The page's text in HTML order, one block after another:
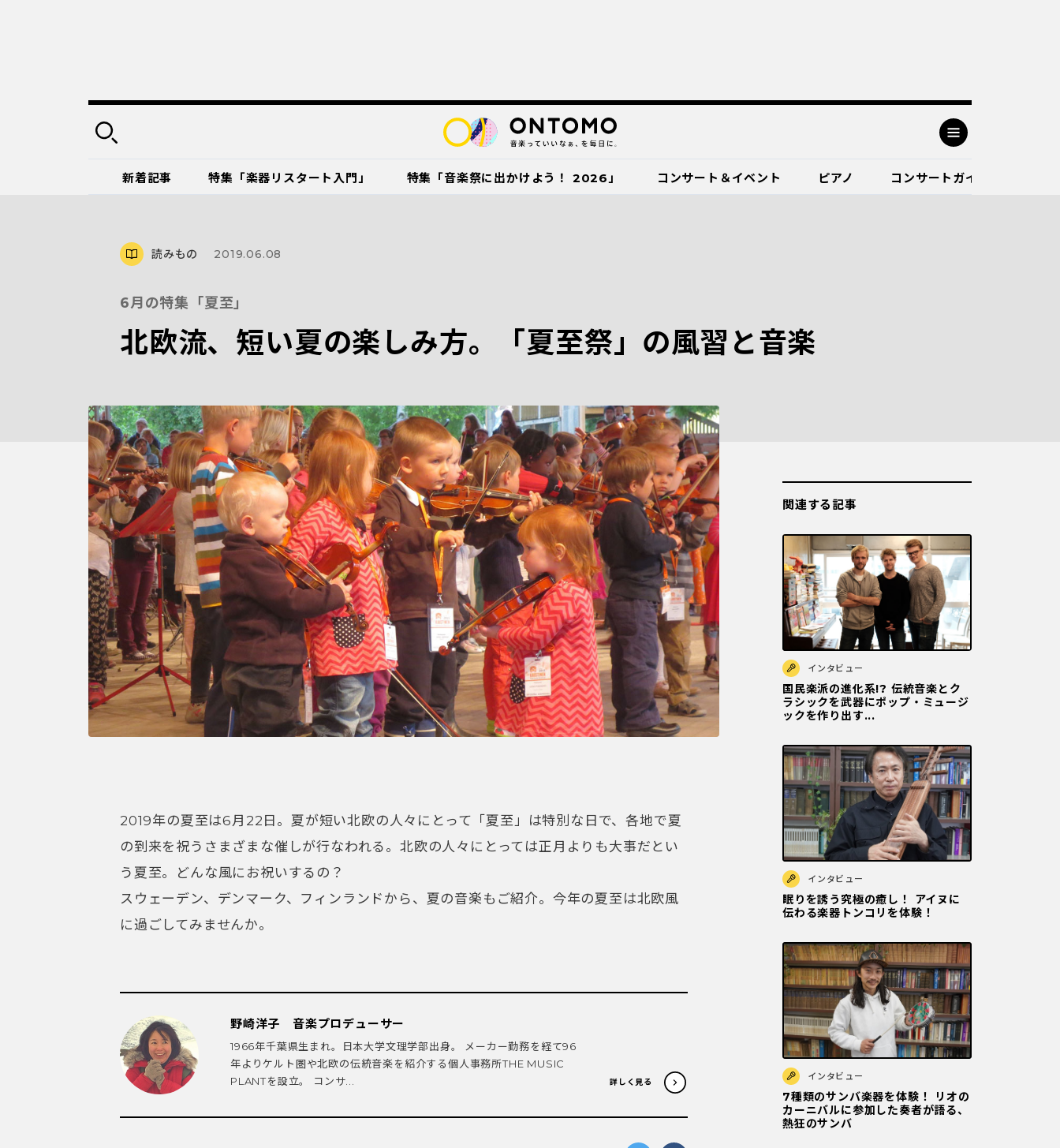
新着記事 特集「楽器リスタート入門」 特集「音楽祭に出かけよう！ 2026」 コンサート＆イベント ピアノ コンサートガイド
読みもの 2019.06.08
6月の特集「夏至」
北欧流、短い夏の楽しみ方。「夏至祭」の風習と音楽
2019年の夏至は6月22日。夏が短い北欧の人々にとって「夏至」は特別な日で、各地で夏
の到来を祝うさまざまな催しが行なわれる。北欧の人々にとっては正月よりも大事だとい
う夏至。どんな風にお祝いするの？
スウェーデン、デンマーク、フィンランドから、夏の音楽もご紹介。今年の夏至は北欧風
に過ごしてみませんか。
野崎洋子 音楽プロデューサー
1966年千葉県生まれ。日本大学文理学部出身。 メーカー勤務を経て96
年よりケルト圏や北欧の伝統音楽を紹介する個人事務所THE MUSIC
PLANTを設立。 コンサ...
詳しく見る
関連する記事
インタビュー
国民楽派の進化系!? 伝統音楽とク
ラシックを武器にポップ・ミュージ
ックを作り出す...
インタビュー
眠りを誘う究極の癒し！ アイヌに
伝わる楽器トンコリを体験！
インタビュー
7種類のサンバ楽器を体験！ リオの
カーニバルに参加した奏者が語る、
熱狂のサンバ